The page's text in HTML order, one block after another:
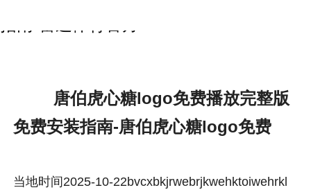
唐伯虎心糖logo免费播放完整版
免费安装指南-唐伯虎心糖logo免费
当地时间2025-10-22bvcxbkjrwebrjkwehktoiwehrkl